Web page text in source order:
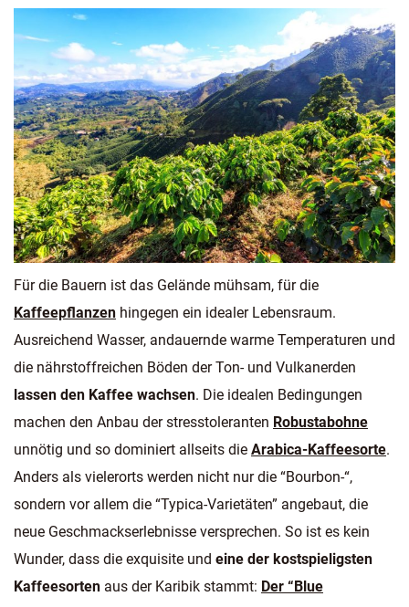
Für die Bauern ist das Gelände mühsam, für die
Kaffeepflanzen hingegen ein idealer Lebensraum.
Ausreichend Wasser, andauernde warme Temperaturen und
die nährstoffreichen Böden der Ton- und Vulkanerden
lassen den Kaffee wachsen. Die idealen Bedingungen
machen den Anbau der stresstoleranten Robustabohne
unnötig und so dominiert allseits die Arabica-Kaffeesorte.
Anders als vielerorts werden nicht nur die “Bourbon-“,
sondern vor allem die “Typica-Varietäten” angebaut, die
neue Geschmackserlebnisse versprechen. So ist es kein
Wunder, dass die exquisite und eine der kostspieligsten
Kaffeesorten aus der Karibik stammt: Der “Blue